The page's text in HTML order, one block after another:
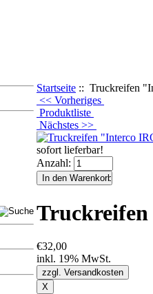
Startseite :: Truckreifen
<< Vorheriges
Produktliste
Nächstes >>
sofort lieferbar!
Anzahl:
€32,00
inkl. 19% MwSt.